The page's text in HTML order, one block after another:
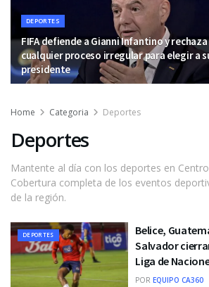
DEPORTES
FIFA defiende a Gianni Infantino y rechaza
cualquier proceso irregular para elegir a
presidente
Home Categoria Deportes
Deportes
Mantente al día con los deportes en
Cobertura completa de los eventos
de la región.
DEPORTES
Belice,
Salvador
Liga de
POR EQUIPO CA360